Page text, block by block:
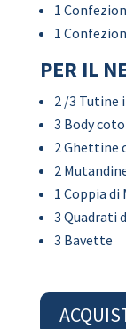
1
1
PER IL
2 /3 Tutine
3 Body
2 Ghettine
2
1 Coppia
3 Quadrati
3 Bavette